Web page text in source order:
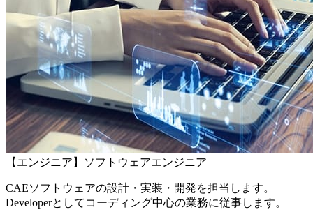
【エンジニア】ソフトウェアエンジニア
CAEソフトウェアの設計・実装・開発を担当します。
Developerとしてコーディング中心の業務に従事します。